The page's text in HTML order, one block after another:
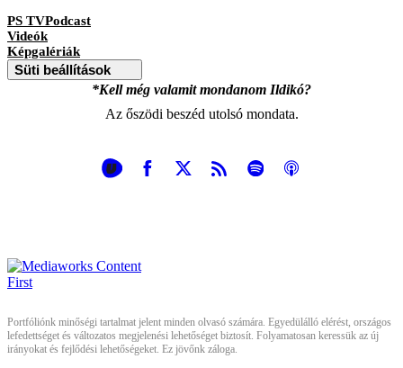
PS TVPodcast
Videók
Képgalériák
Süti beállítások
*Kell még valamit mondanom Ildikó?
Az őszödi beszéd utolsó mondata.
Portfóliónk minőségi tartalmat jelent minden olvasó számára. Egyedülálló elérést, országos
lefedettséget és változatos megjelenési lehetőséget biztosít. Folyamatosan keressük az új
irányokat és fejlődési lehetőségeket. Ez jövőnk záloga.